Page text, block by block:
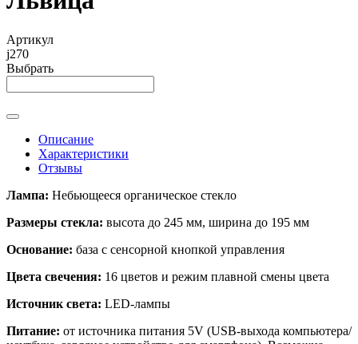
Артикул
j270
Выбрать
Описание
Характеристики
Отзывы
Лампа: Небьющееся органическое стекло
Размеры стекла: высота до 245 мм, ширина до 195 мм
Основание: база с сенсорной кнопкой управления
Цвета свечения: 16 цветов и режим плавной смены цвета
Источник света: LED-лампы
Питание: от источника питания 5V (USB-выхода компьютера/